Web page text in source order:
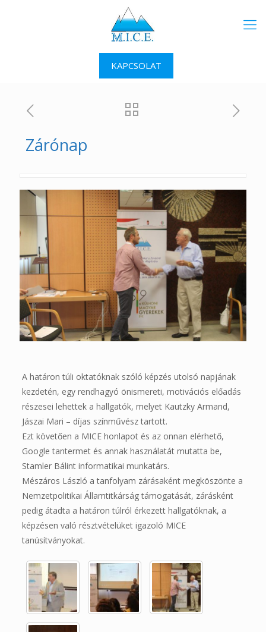
KAPCSOLAT
Zárónap
A határon túli oktatóknak szóló képzés utolsó napjának
kezdetén, egy rendhagyó önismereti, motivációs előadás
részesei lehettek a hallgatók, melyet Kautzky Armand,
Jászai Mari – díjas színművész tartott.
Ezt követően a MICE honlapot és az onnan elérhető,
Google tantermet és annak használatát mutatta be,
Stamler Bálint informatikai munkatárs.
Mészáros László a tanfolyam zárásaként megköszönte a
Nemzetpolitikai Államtitkárság támogatását, zárásként
pedig átadta a határon túlról érkezett hallgatóknak, a
képzésen való résztvételüket igazoló MICE
tanúsítványokat.